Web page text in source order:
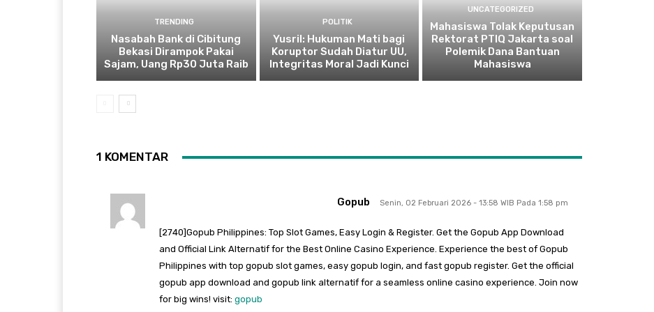
TRENDING
Nasabah Bank di Cibitung
Bekasi Dirampok Pakai
Sajam, Uang Rp30 Juta Raib
POLITIK
Yusril: Hukuman Mati bagi
Koruptor Sudah Diatur UU,
Integritas Moral Jadi Kunci
UNCATEGORIZED
Mahasiswa Tolak Keputusan
Rektorat PTIQ Jakarta soal
Polemik Dana Bantuan
Mahasiswa
1 KOMENTAR
Gopub Senin, 02 Februari 2026 - 13:58 WIB Pada 1:58 pm
[2740]Gopub Philippines: Top Slot Games, Easy Login & Register. Get the Gopub App Download
and Official Link Alternatif for the Best Online Casino Experience. Experience the best of Gopub
Philippines with top gopub slot games, easy gopub login, and fast gopub register. Get the official
gopub app download and gopub link alternatif for a seamless online casino experience. Join now
for big wins! visit: gopub